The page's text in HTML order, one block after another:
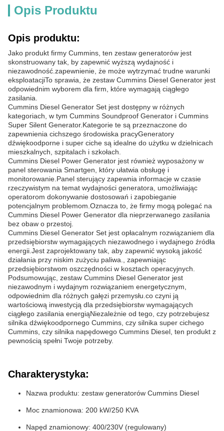
Opis Produktu
Opis produktu:
Jako produkt firmy Cummins, ten zestaw generatorów jest
skonstruowany tak, by zapewnić wyższą wydajność i
niezawodność.zapewnienie, że może wytrzymać trudne warunki
eksploatacjiTo sprawia, że zestaw Cummins Diesel Generator jest
odpowiednim wyborem dla firm, które wymagają ciągłego
zasilania.
Cummins Diesel Generator Set jest dostępny w różnych
kategoriach, w tym Cummins Soundproof Generator i Cummins
Super Silent Generator.Kategorie te są przeznaczone do
zapewnienia cichszego środowiska pracyGeneratory
dźwiękoodporne i super ciche są idealne do użytku w dzielnicach
mieszkalnych, szpitalach i szkołach.
Cummins Diesel Power Generator jest również wyposażony w
panel sterowania Smartgen, który ułatwia obsługę i
monitorowanie.Panel sterujący zapewnia informacje w czasie
rzeczywistym na temat wydajności generatora, umożliwiając
operatorom dokonywanie dostosowań i zapobieganie
potencjalnym problemom.Oznacza to, że firmy mogą polegać na
Cummins Diesel Power Generator dla nieprzerwanego zasilania
bez obaw o przestoj.
Cummins Diesel Generator Set jest opłacalnym rozwiązaniem dla
przedsiębiorstw wymagających niezawodnego i wydajnego źródła
energii.Jest zaprojektowany tak, aby zapewnić wysoką jakość
działania przy niskim zużyciu paliwa., zapewniając
przedsiębiorstwom oszczędności w kosztach operacyjnych.
Podsumowując, zestaw Cummins Diesel Generator jest
niezawodnym i wydajnym rozwiązaniem energetycznym,
odpowiednim dla różnych gałęzi przemysłu.co czyni ją
wartościową inwestycją dla przedsiębiorstw wymagających
ciągłego zasilania energiąNiezależnie od tego, czy potrzebujesz
silnika dźwiękoodpornego Cummins, czy silnika super cichego
Cummins, czy silnika napędowego Cummins Diesel, ten produkt z
pewnością spełni Twoje potrzeby.
Charakterystyka:
Nazwa produktu: zestaw generatorów Cummins Diesel
Moc znamionowa: 200 kW/250 KVA
Napęd znamionowy: 400/230V (regulowany)